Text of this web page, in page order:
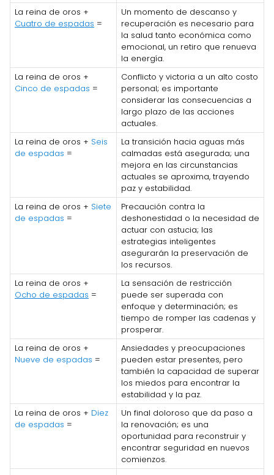
La reina de oros +
Cuatro de espadas =
Un momento de descanso y
recuperación es necesario para
la salud tanto económica como
emocional, un retiro que renueva
la energía.
La reina de oros +
Cinco de espadas =
Conflicto y victoria a un alto costo
personal; es importante
considerar las consecuencias a
largo plazo de las acciones
actuales.
La reina de oros + Seis
de espadas =
La transición hacia aguas más
calmadas está asegurada; una
mejora en las circunstancias
actuales se aproxima, trayendo
paz y estabilidad.
La reina de oros + Siete
de espadas =
Precaución contra la
deshonestidad o la necesidad de
actuar con astucia; las
estrategias inteligentes
asegurarán la preservación de
los recursos.
La reina de oros +
Ocho de espadas =
La sensación de restricción
puede ser superada con
enfoque y determinación; es
tiempo de romper las cadenas y
prosperar.
La reina de oros +
Nueve de espadas =
Ansiedades y preocupaciones
pueden estar presentes, pero
también la capacidad de superar
los miedos para encontrar la
estabilidad y la paz.
La reina de oros + Diez
de espadas =
Un final doloroso que da paso a
la renovación; es una
oportunidad para reconstruir y
encontrar seguridad en nuevos
comienzos.